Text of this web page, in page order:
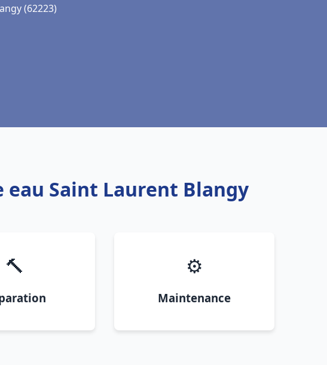
(62223)
Saint Laurent Blangy
🔨 ⚙️
Maintenance